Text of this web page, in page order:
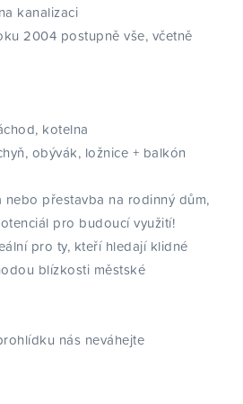
kanalizaci
2004 postupně vše, včetně
kotelna
obývák, ložnice + balkón
přestavba na rodinný dům,
pro budoucí využití!
pro ty, kteří hledají klidné
blízkosti městské
nás neváhejte